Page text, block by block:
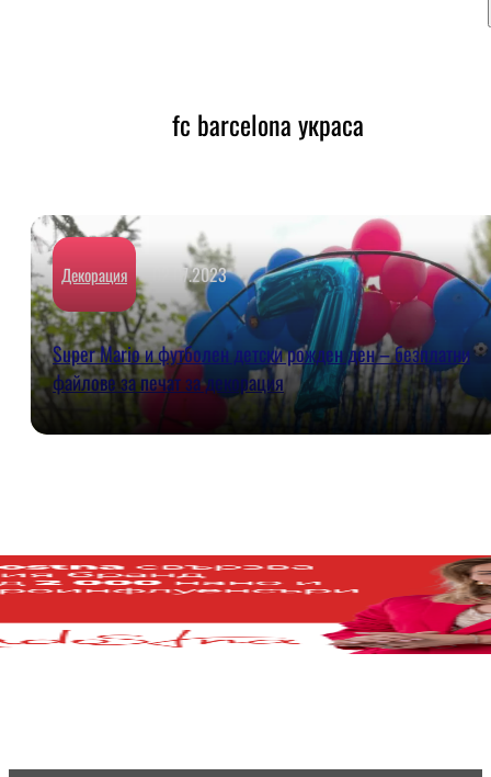
fc barcelona украса
Декорация 02.07.2023
Super Mario и футболен детски рожден ден – безплатни
файлове за печат за декорация